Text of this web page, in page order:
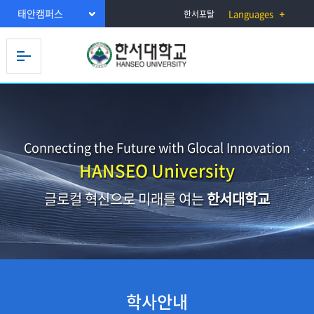
태안캠퍼스 한서포탈 Languages
Connecting the Future with Glocal Innovation
HANSEO University
글로컬 혁신으로 미래를 여는한서대학교
학사안내